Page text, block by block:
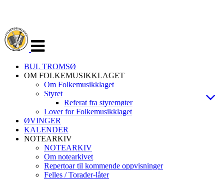
navigasjon
BUL TROMSØ
OM FOLKEMUSIKKLAGET
Om Folkemusikklaget
Styret
Referat fra styremøter
Lover for Folkemusikklaget
ØVINGER
KALENDER
NOTEARKIV
NOTEARKIV
Om notearkivet
Repertoar til kommende oppvisninger
Felles / Torader-låter